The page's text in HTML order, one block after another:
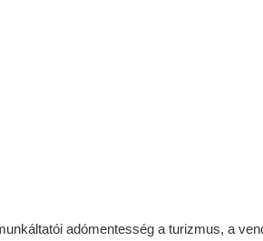
adómentesség a turizmus, a